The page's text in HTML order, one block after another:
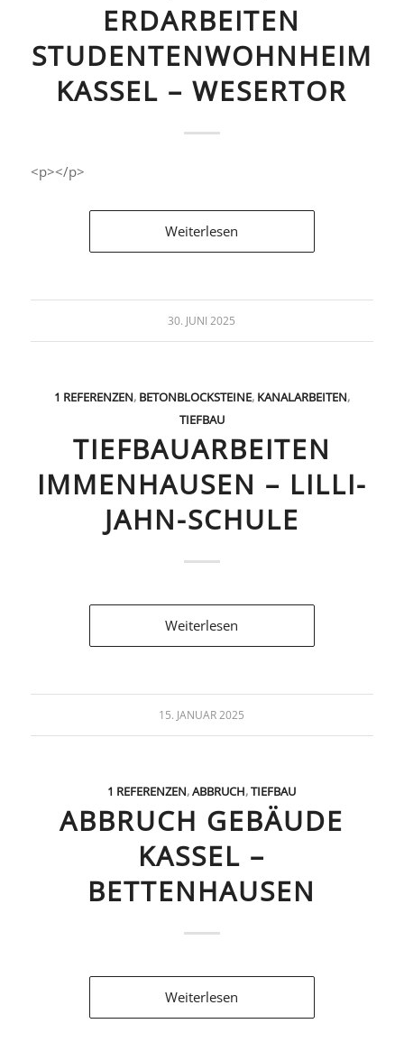
ERDARBEITEN
STUDENTENWOHNHEIM
KASSEL – WESERTOR
<p></p>
Weiterlesen
30. JUNI 2025
1 REFERENZEN, BETONBLOCKSTEINE, KANALARBEITEN,
TIEFBAU
TIEFBAUARBEITEN
IMMENHAUSEN – LILLI-
JAHN-SCHULE
Weiterlesen
15. JANUAR 2025
1 REFERENZEN,ABBRUCH,TIEFBAU
ABBRUCH GEBÄUDE
KASSEL –
BETTENHAUSEN
Weiterlesen